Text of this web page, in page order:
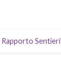
Rapporto Sentieri